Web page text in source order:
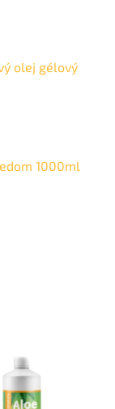
olej gélový
1000ml